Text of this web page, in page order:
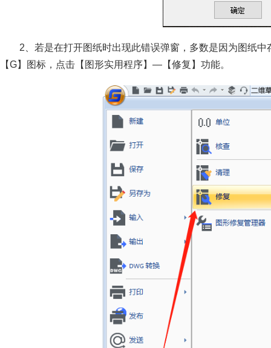
2、若是在打开图纸时出现此错误弹窗，多数是因为图纸
【G】图标，点击【图形实用程序】—【修复】功能。